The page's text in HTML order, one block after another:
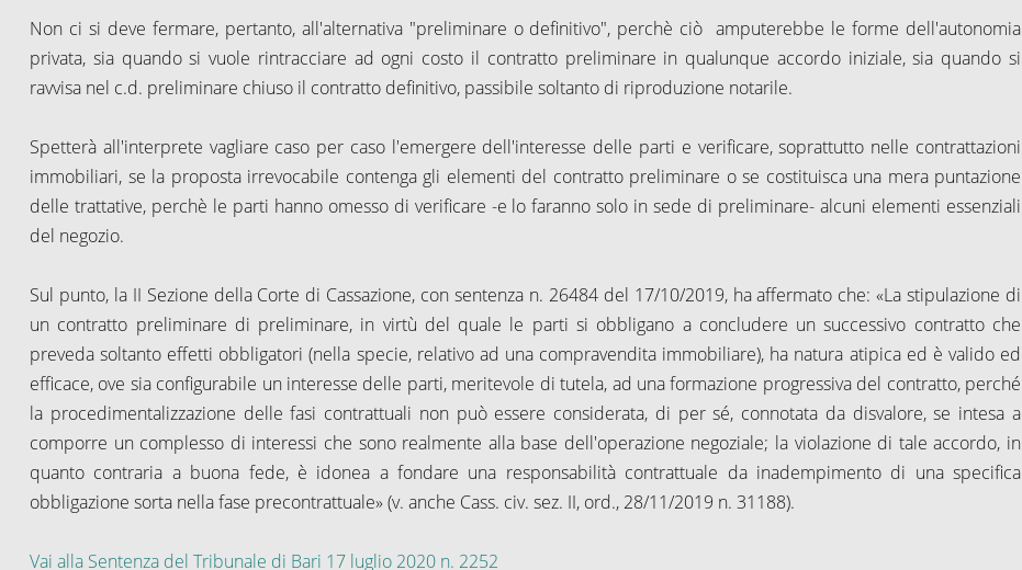
Non ci si deve fermare, pertanto, all'alternativa "preliminare o definitivo", perchè ciò amputerebbe le forme dell'autonomia
privata, sia quando si vuole rintracciare ad ogni costo il contratto preliminare in qualunque accordo iniziale, sia quando si
ravvisa nel c.d. preliminare chiuso il contratto definitivo, passibile soltanto di riproduzione notarile.
Spetterà all'interprete vagliare caso per caso l'emergere dell'interesse delle parti e verificare, soprattutto nelle contrattazioni
immobiliari, se la proposta irrevocabile contenga gli elementi del contratto preliminare o se costituisca una mera puntazione
delle trattative, perchè le parti hanno omesso di verificare -e lo faranno solo in sede di preliminare- alcuni elementi essenziali
del negozio.
Sul punto, la II Sezione della Corte di Cassazione, con sentenza n. 26484 del 17/10/2019, ha affermato che: «La stipulazione di
un contratto preliminare di preliminare, in virtù del quale le parti si obbligano a concludere un successivo contratto che
preveda soltanto effetti obbligatori (nella specie, relativo ad una compravendita immobiliare), ha natura atipica ed è valido ed
efficace, ove sia configurabile un interesse delle parti, meritevole di tutela, ad una formazione progressiva del contratto, perché
la procedimentalizzazione delle fasi contrattuali non può essere considerata, di per sé, connotata da disvalore, se intesa a
comporre un complesso di interessi che sono realmente alla base dell'operazione negoziale; la violazione di tale accordo, in
quanto contraria a buona fede, è idonea a fondare una responsabilità contrattuale da inadempimento di una specifica
obbligazione sorta nella fase precontrattuale» (v. anche Cass. civ. sez. II, ord., 28/11/2019 n. 31188).
Vai alla Sentenza del Tribunale di Bari 17 luglio 2020 n. 2252